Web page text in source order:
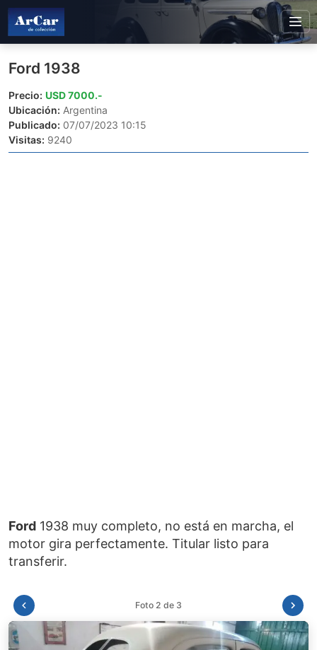
Ford 1938
Precio: USD 7000.-
Ubicación: Argentina
Publicado: 07/07/2023 10:15
Visitas: 9240
Ford 1938 muy completo, no está en marcha, el
motor gira perfectamente. Titular listo para
Foto 3 de 3